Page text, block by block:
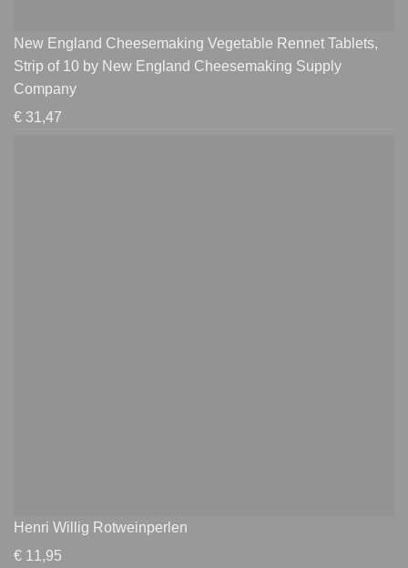
New England Cheesemaking Vegetable Rennet Tablets,
Strip of 10 by New England Cheesemaking Supply
Company
€ 31,47
Henri Willig Rotweinperlen
€ 11,95